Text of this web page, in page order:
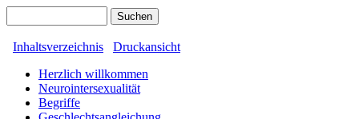
Inhaltsverzeichnis
Druckansicht
Herzlich willkommen
Neurointersexualität
Begriffe